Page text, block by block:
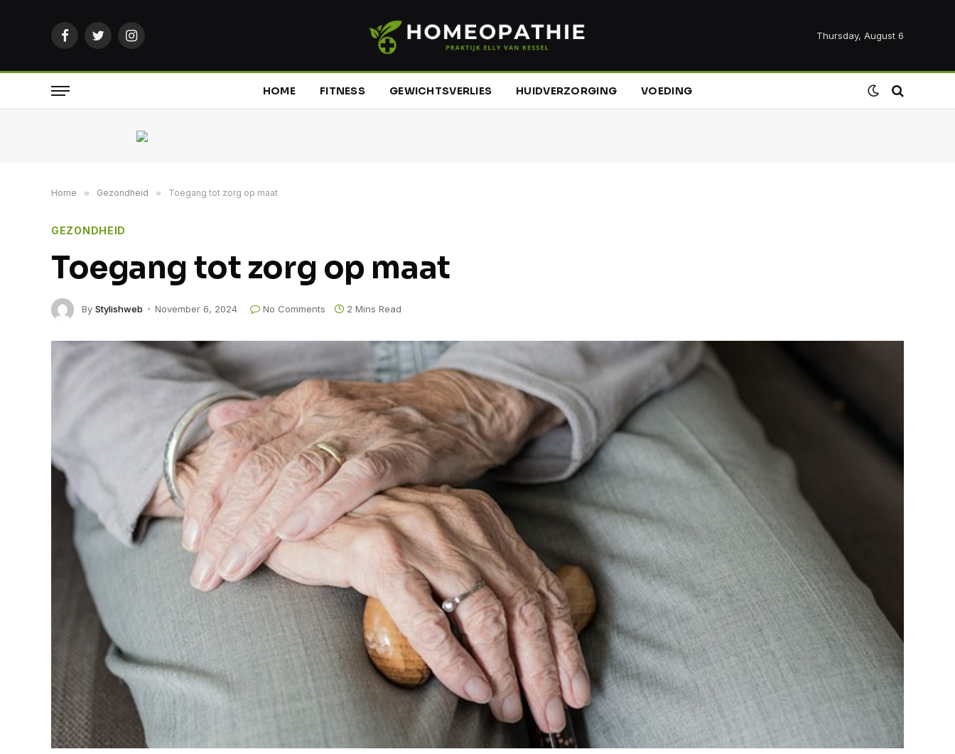
FacebookTwitterInstagram
Thursday, August 6
HOME FITNESS GEWICHTSVERLIES HUIDVERZORGING VOEDING
Home » Gezondheid » Toegang tot zorg op maat
GEZONDHEID
Toegang tot zorg op maat
By Stylishweb November 6, 2024 No Comments 2 Mins Read